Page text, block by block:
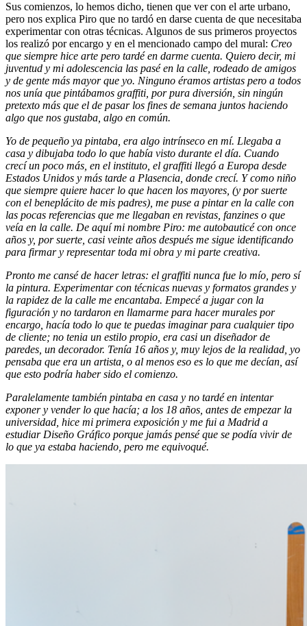
Sus comienzos, lo hemos dicho, tienen que ver con el arte urbano,
pero nos explica Piro que no tardó en darse cuenta de que necesitaba
experimentar con otras técnicas. Algunos de sus primeros proyectos
los realizó por encargo y en el mencionado campo del mural: Creo
que siempre hice arte pero tardé en darme cuenta. Quiero decir, mi
juventud y mi adolescencia las pasé en la calle, rodeado de amigos
y de gente más mayor que yo. Ninguno éramos artistas pero a todos
nos unía que pintábamos graffiti, por pura diversión, sin ningún
pretexto más que el de pasar los fines de semana juntos haciendo
algo que nos gustaba, algo en común.
Yo de pequeño ya pintaba, era algo intrínseco en mí. Llegaba a
casa y dibujaba todo lo que había visto durante el día. Cuando
crecí un poco más, en el instituto, el graffiti llegó a Europa desde
Estados Unidos y más tarde a Plasencia, donde crecí. Y como niño
que siempre quiere hacer lo que hacen los mayores, (y por suerte
con el beneplácito de mis padres), me puse a pintar en la calle con
las pocas referencias que me llegaban en revistas, fanzines o que
veía en la calle. De aquí mi nombre Piro: me autobauticé con once
años y, por suerte, casi veinte años después me sigue identificando
para firmar y representar toda mi obra y mi parte creativa.
Pronto me cansé de hacer letras: el graffiti nunca fue lo mío, pero sí
la pintura. Experimentar con técnicas nuevas y formatos grandes y
la rapidez de la calle me encantaba. Empecé a jugar con la
figuración y no tardaron en llamarme para hacer murales por
encargo, hacía todo lo que te puedas imaginar para cualquier tipo
de cliente; no tenia un estilo propio, era casi un diseñador de
paredes, un decorador. Tenía 16 años y, muy lejos de la realidad, yo
pensaba que era un artista, o al menos eso es lo que me decían, así
que esto podría haber sido el comienzo.
Paralelamente también pintaba en casa y no tardé en intentar
exponer y vender lo que hacía; a los 18 años, antes de empezar la
universidad, hice mi primera exposición y me fui a Madrid a
estudiar Diseño Gráfico porque jamás pensé que se podía vivir de
lo que ya estaba haciendo, pero me equivoqué.